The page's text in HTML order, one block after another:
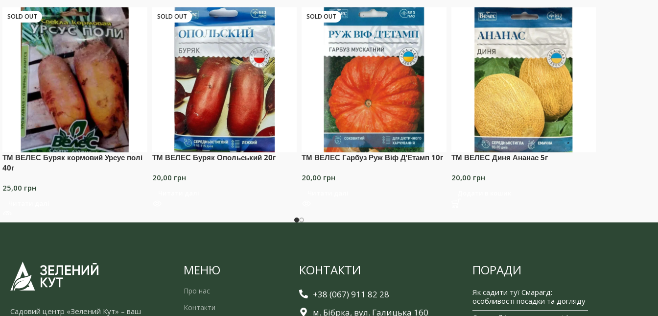
SOLD OUT
ТМ ВЕЛЕС Буряк кормовий Урсус полі
40г
25,00 грн
SOLD OUT
ТМ ВЕЛЕС Буряк Опольський 20г
20,00 грн
SOLD OUT
ТМ ВЕЛЕС Гарбуз Руж Віф Д’Етамп 10г
20,00 грн
ТМ ВЕЛЕС Диня Ананас 5г
20,00 грн
Садовий центр «Зелений Кут» – ваш
МЕНЮ
Про нас
Контакти
КОНТАКТИ
+38 (067) 911 82 28
м. Бібрка, вул. Галицька 160
ПОРАДИ
Як садити туї Смарагд:
особливості посадки та догляду